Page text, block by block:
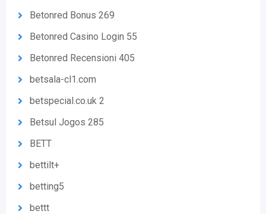
Betonred Bonus 269
Betonred Casino Login 55
Betonred Recensioni 405
betsala-cl1.com
betspecial.co.uk 2
Betsul Jogos 285
BETT
bettilt+
betting5
bettt